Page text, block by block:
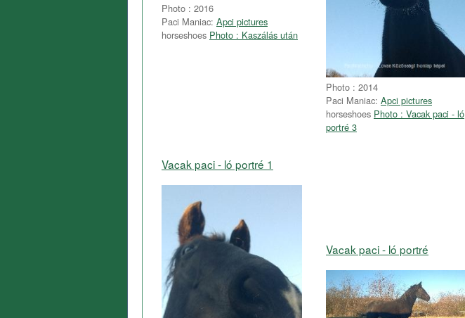
Photo : 2016
Paci Maniac: Apci pictures
horseshoes Photo : Kaszálás után
Photo : 2014
Paci Maniac: Apci pictures
horseshoes Photo : Vacak paci - ló
portré 3
Vacak paci - ló portré 1
Vacak paci - ló portré